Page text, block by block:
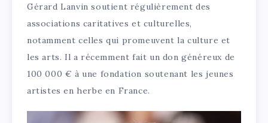
Gérard Lanvin soutient régulièrement des
associations caritatives et culturelles,
notamment celles qui promeuvent la culture et
les arts. Il a récemment fait un don généreux de
100 000 € à une fondation soutenant les jeunes
artistes en herbe en France.